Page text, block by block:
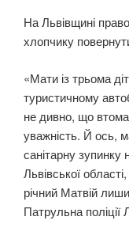
На Львівщині
хлопчику
«Мати із трьома
туристичному
не дивно, що
уважність. Й ось,
санітарну зупинку
Львівської
річний Матвій
Патрульна поліції